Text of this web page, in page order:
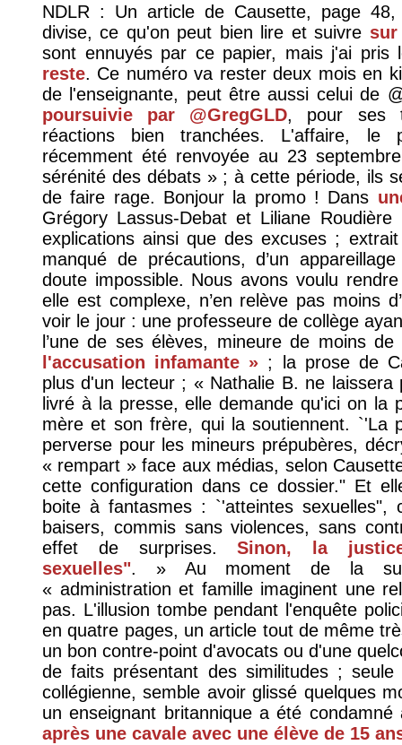
NDLR : Un article de Causette, page
divise, ce qu'on peut bien lire et suivre
sont ennuyés par ce papier, mais j'ai
reste. Ce numéro va rester deux mois en
de l'enseignante, peut être aussi celui de
poursuivie par @GregGLD, pour ses
réactions bien tranchées. L'affaire, le
récemment été renvoyée au 23
sérénité des débats » ; à cette période, ils
de faire rage. Bonjour la promo ! Dans
Grégory Lassus-Debat et Liliane
explications ainsi que des excuses ;
manqué de précautions, d’un
doute impossible. Nous avons voulu
elle est complexe, n’en relève pas moins
voir le jour : une professeure de collège
l’une de ses élèves, mineure de moins
l'accusation infamante » ; la prose de
plus d'un lecteur ; « Nathalie B. ne
livré à la presse, elle demande qu'ici on la
mère et son frère, qui la soutiennent. `'La
perverse pour les mineurs prépubères,
« rempart » face aux médias, selon
cette configuration dans ce dossier." Et
boite à fantasmes : `'atteintes
baisers, commis sans violences, sans
effet de surprises.Sinon, la
sexuelles". » Au moment de la
« administration et famille imaginent une
pas. L'illusion tombe pendant l'enquête
en quatre pages, un article tout de même
un bon contre-point d'avocats ou d'une
de faits présentant des similitudes ;
collégienne, semble avoir glissé quelques
un enseignant britannique a été
après une cavale avec une élève de 15